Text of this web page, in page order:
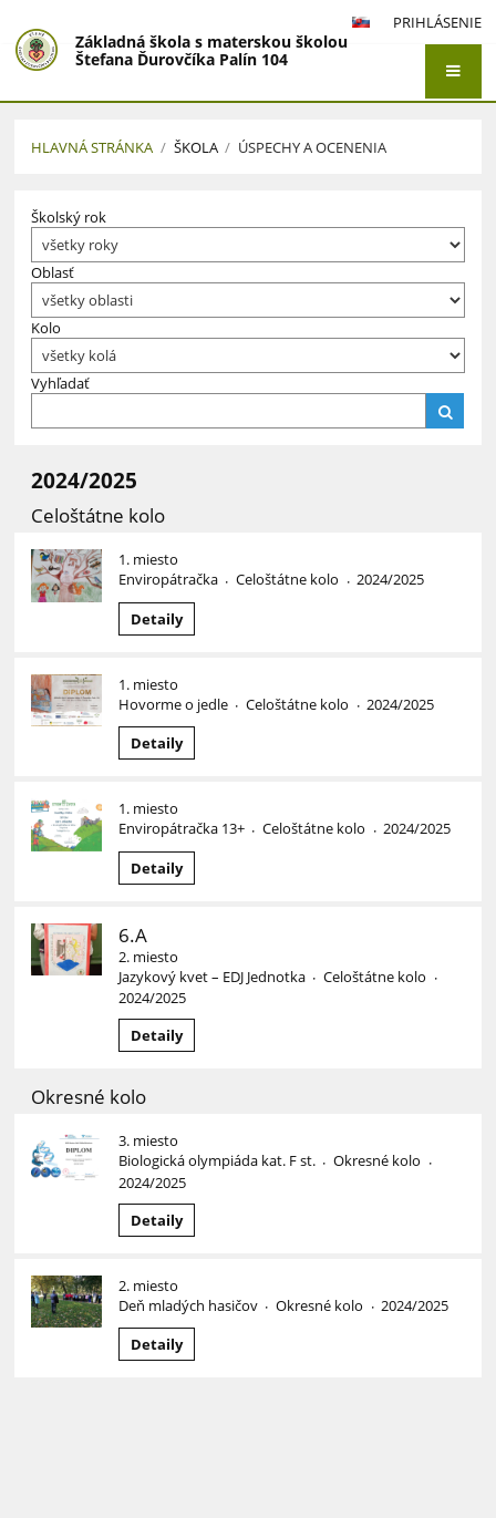
PRIHLÁSENIE
Základná škola s materskou školou
Štefana Ďurovčíka Palín 104
HLAVNÁ STRÁNKA / ŠKOLA / ÚSPECHY A OCENENIA
Úspechy
ocenenia
Školský rok
Oblasť
Kolo
Vyhľadať
2024/2025
Celoštátne kolo
1. miesto
Enviropátračka · Celoštátne kolo · 2024/2025
Detaily
1. miesto
Hovorme o jedle · Celoštátne kolo · 2024/2025
Detaily
1. miesto
Enviropátračka 13+ · Celoštátne kolo · 2024/2025
Detaily
6.A
2. miesto
Jazykový kvet – EDJ Jednotka · Celoštátne kolo ·
2024/2025
Detaily
Okresné kolo
3. miesto
Biologická olympiáda kat. F st. · Okresné kolo ·
2024/2025
Detaily
2. miesto
Deň mladých hasičov · Okresné kolo · 2024/2025
Detaily